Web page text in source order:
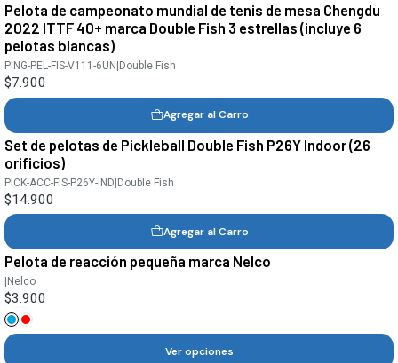
Pelota de campeonato mundial de tenis de mesa Chengdu
2022 ITTF 40+ marca Double Fish 3 estrellas (incluye 6
pelotas blancas)
PING-PEL-FIS-V111-6UN Double Fish
$7.900
Agregar al Carro
Set de pelotas de Pickleball Double Fish P26Y Indoor (26
orificios)
PICK-ACC-FIS-P26Y-IND|Double Fish
$14.900
Agregar al Carro
Pelota de reacción pequeña marca Nelco
Nelco
$3.900
Ver opciones